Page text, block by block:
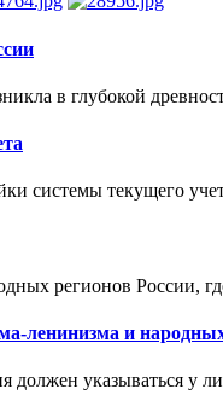
в глубокой
системы текущего
регионов России,
ленинизма и
должен указываться у